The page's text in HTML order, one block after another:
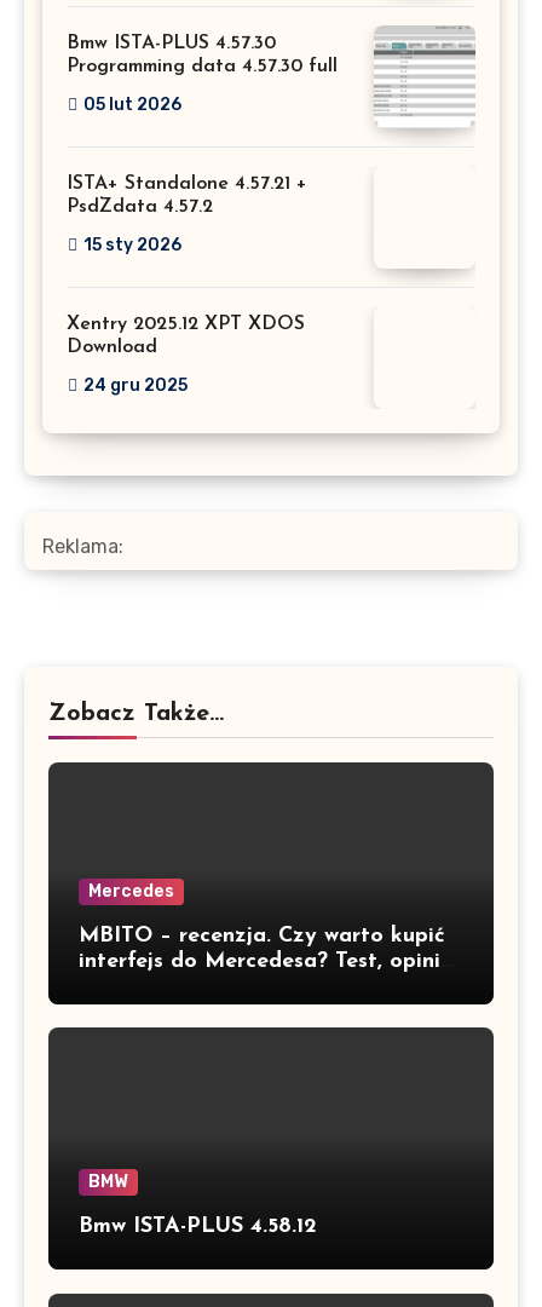
Bmw ISTA-PLUS 4.57.30
Programming data 4.57.30 full
05 lut 2026
ISTA+ Standalone 4.57.21 +
PsdZdata 4.57.2
15 sty 2026
Xentry 2025.12 XPT XDOS
Download
24 gru 2025
Reklama:
Zobacz Także...
Mercedes
MBITO – recenzja. Czy warto kupić
interfejs do Mercedesa? Test, opinia
BMW
Bmw ISTA-PLUS 4.58.12